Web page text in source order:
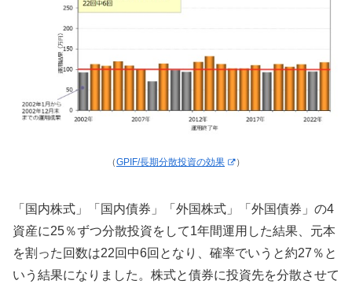
（GPIF/長期分散投資の効果 ）
「国内株式」「国内債券」「外国株式」「外国債券」の4
資産に25％ずつ分散投資をして1年間運用した結果、元本
を割った回数は22回中6回となり、確率でいうと約27％と
いう結果になりました。株式と債券に投資先を分散させて